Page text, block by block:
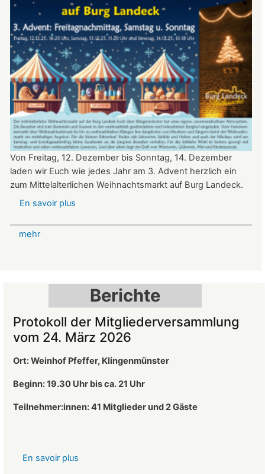
Von Freitag, 12. Dezember bis Sonntag, 14. Dezember
laden wir Euch wie jedes Jahr am 3. Advent herzlich ein
zum Mittelalterlichen Weihnachtsmarkt auf Burg Landeck.
En savoir plus
Landeck
mehr
Berichte
Protokoll der Mitgliederversammlung
vom 24. März 2026
Ort: Weinhof Pfeffer, Klingenmünster
Beginn: 19.30 Uhr bis ca. 21 Uhr
Teilnehmer:innen: 41 Mitglieder und 2 Gäste
En savoir plus